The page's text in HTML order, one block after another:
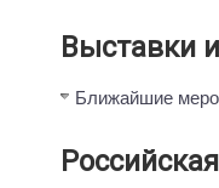
Выставки
Ближайшие